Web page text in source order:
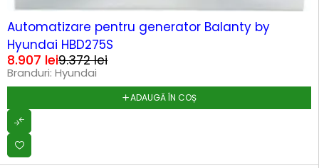
Automatizare pentru generator Balanty by
Hyundai HBD275S
9.372lei
8.907 lei
Branduri: Hyundai
ADAUGĂ ÎN COȘ